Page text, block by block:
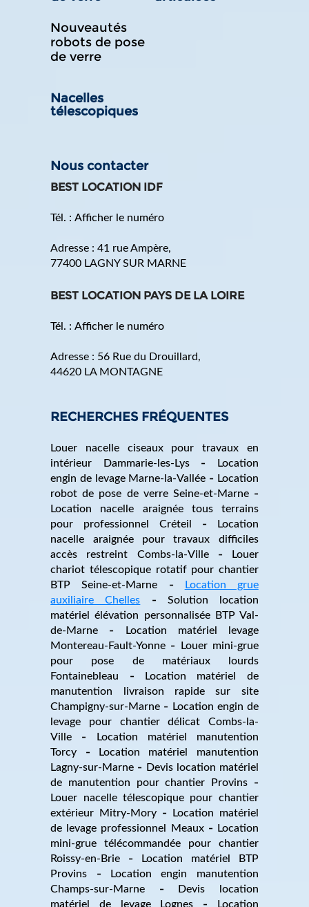
Nouveautés
robots de pose
de verre
Nacelles
télescopiques
Nous contacter
BEST LOCATION IDF
Tél. : Afficher le numéro
Adresse :41 rue Ampère,
77400 LAGNY SUR MARNE
BEST LOCATION PAYS DE LA LOIRE
Tél. : Afficher le numéro
Adresse : 56 Rue du Drouillard,
44620 LA MONTAGNE
RECHERCHES FRÉQUENTES
Louer nacelle ciseaux pour travaux en
intérieur Dammarie-les-Lys
Location
engin de levage Marne-la-Vallée
Location
robot de pose de verre Seine-et-Marne
Location nacelle araignée tous terrains
pour professionnel Créteil
Location
nacelle araignée pour travaux difficiles
accès restreint Combs-la-Ville
Louer
chariot télescopique rotatif pour chantier
BTP Seine-et-Marne
Location grue
auxiliaire Chelles
Solution location
matériel élévation personnalisée BTP Val-
de-Marne
Location matériel levage
Montereau-Fault-Yonne
Louer mini-grue
pour pose de matériaux lourds
Fontainebleau
Location matériel de
manutention livraison rapide sur site
Champigny-sur-Marne
Location engin de
levage pour chantier délicat Combs-la-
Ville
Location matériel manutention
Torcy
Location matériel manutention
Lagny-sur-Marne
Devis location matériel
de manutention pour chantier Provins
Louer nacelle télescopique pour chantier
extérieur Mitry-Mory
Location matériel
de levage professionnel Meaux
Location
mini-grue télécommandée pour chantier
Roissy-en-Brie
Location matériel BTP
Provins
Location engin manutention
Champs-sur-Marne
Devis location
matériel de levage Lognes
Location